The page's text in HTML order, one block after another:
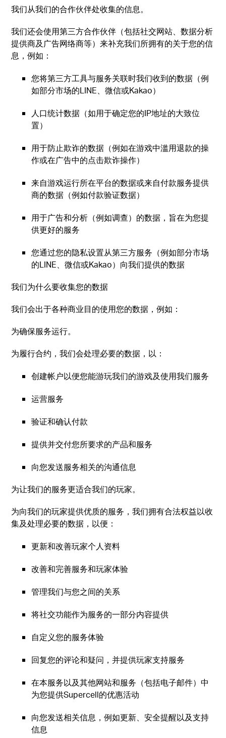
我们从我们的合作伙伴处收集的信息。
我们还会使用第三方合作伙伴（包括社交网站、数据分析
提供商及广告网络商等）来补充我们所拥有的关于您的信
息，例如：
您将第三方工具与服务关联时我们收到的数据（例
如部分市场的LINE、微信或Kakao）
人口统计数据（如用于确定您的IP地址的大致位
置）
用于防止欺诈的数据（例如在游戏中滥用退款的操
作或在广告中的点击欺诈操作）
来自游戏运行所在平台的数据或来自付款服务提供
商的数据（例如付款验证数据）
用于广告和分析（例如调查）的数据，旨在为您提
供更好的服务
您通过您的隐私设置从第三方服务（例如部分市场
的LINE、微信或Kakao）向我们提供的数据
我们为什么要收集您的数据
我们会出于各种商业目的使用您的数据，例如：
为确保服务运行。
为履行合约，我们会处理必要的数据，以：
创建帐户以便您能游玩我们的游戏及使用我们服务
运营服务
验证和确认付款
提供并交付您所要求的产品和服务
向您发送服务相关的沟通信息
为让我们的服务更适合我们的玩家。
为向我们的玩家提供优质的服务，我们拥有合法权益以收
集及处理必要的数据，以便：
更新和改善玩家个人资料
改善和完善服务和玩家体验
管理我们与您之间的关系
将社交功能作为服务的一部分内容提供
自定义您的服务体验
回复您的评论和疑问，并提供玩家支持服务
在本服务以及其他网站和服务（包括电子邮件）中
为您提供Supercell的优惠活动
向您发送相关信息，例如更新、安全提醒以及支持
信息